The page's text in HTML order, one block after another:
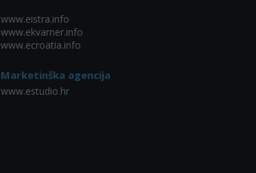
www.eistra.info
www.ekvarner.info
www.ecroatia.info
Marketinška agencija
www.estudio.hr